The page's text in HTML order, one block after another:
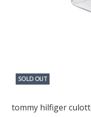
SOLD OUT
tommy hilfiger